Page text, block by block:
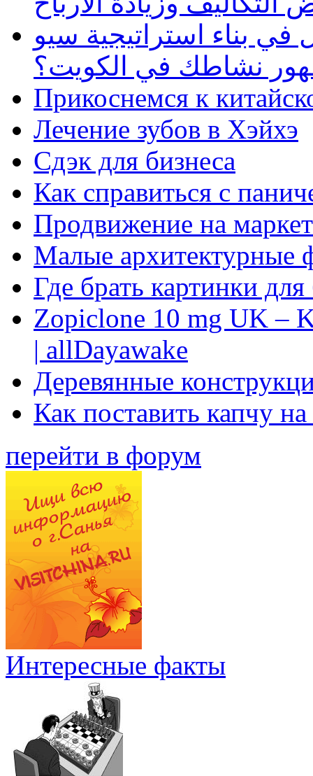
بناء استراتيجية سيو
نشاطك في الكويت؟
Прикоснемся к
Лечение зубов в Хэйхэ
Сдэк для бизнеса
Как справиться с
Продвижение на
Малые архитектурные
Где брать картинки
Zopiclone 10 mg UK –
| allDayawake
Деревянные
Как поставить капчу
перейти в форум
Интересные факты